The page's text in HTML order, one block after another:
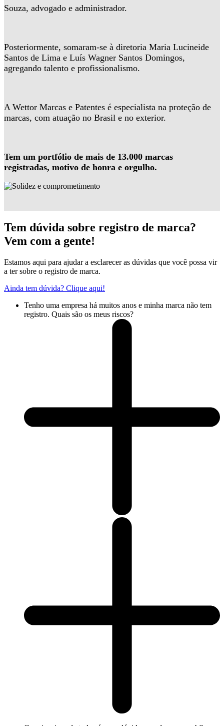
Souza, advogado e administrador.
Posteriormente, somaram-se à diretoria Maria Lucineide
Santos de Lima e Luís Wagner Santos Domingos,
agregando talento e profissionalismo.
A Wettor Marcas e Patentes é especialista na proteção de
marcas, com atuação no Brasil e no exterior.
Tem um portfólio de mais de 13.000 marcas
registradas, motivo de honra e orgulho.
Tem dúvida sobre registro de marca?
Vem com a gente!
Estamos aqui para ajudar a esclarecer as dúvidas que você possa vir
a ter sobre o registro de marca.
Ainda tem dúvida? Clique aqui!
Tenho uma empresa há muitos anos e minha marca não tem
registro. Quais são os meus riscos?